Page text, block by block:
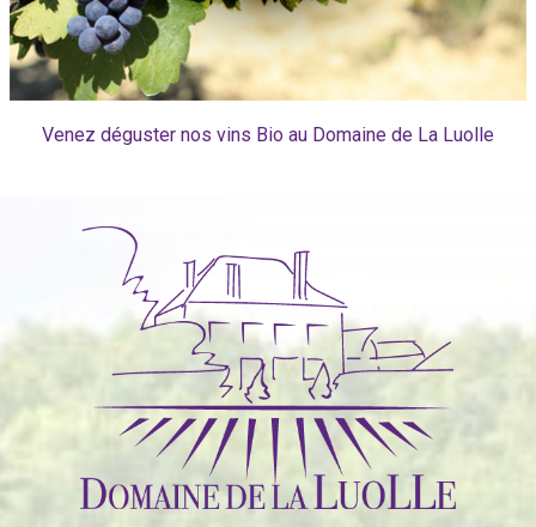
Venez déguster nos vins Bio au Domaine de La Luolle